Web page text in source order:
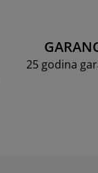
25 godina